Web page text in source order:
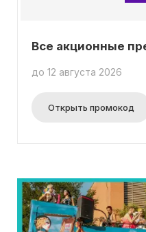
Все акционные
до 12 августа 2026
Открыть промокод